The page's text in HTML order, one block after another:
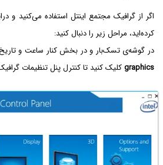
اگر از گرافیک مجتمع اینتل استفاده می‌کنید و
کرده‌اید، مراحل زیر را دنبال کنید:
در گوشه‌ی تسک‌بار و در بخش کنار ساعت و
graphicsکلیک کنید تا کنترل پنل تنظیمات